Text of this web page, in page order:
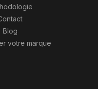
Blog
votre marque